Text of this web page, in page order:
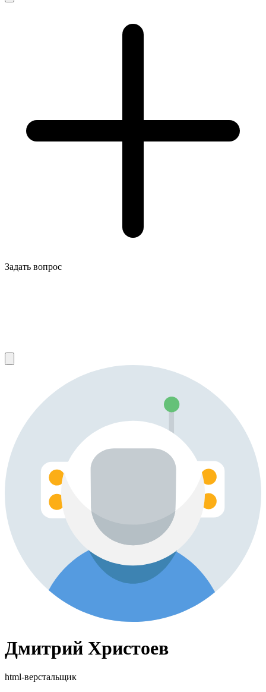
Задать вопрос
Дмитрий Христоев
html-верстальщик